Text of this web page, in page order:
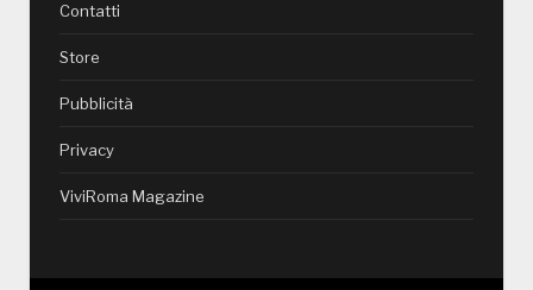
Contatti
Store
Pubblicità
Privacy
ViviRoma Magazine